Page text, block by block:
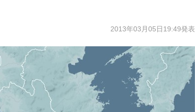
2013年03月05日19:49発表